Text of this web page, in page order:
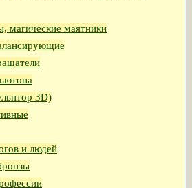
магические маятники
3D)
и людей